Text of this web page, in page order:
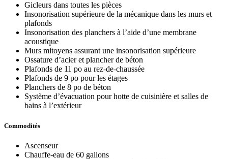
Gicleurs dans toutes les pièces
Insonorisation supérieure de la mécanique dans les murs et
plafonds
Insonorisation des planchers à l’aide d’une membrane
acoustique
Murs mitoyens assurant une insonorisation supérieure
Ossature d’acier et plancher de béton
Plafonds de 11 po au rez-de-chaussée
Plafonds de 9 po pour les étages
Planchers de 8 po de béton
Système d’évacuation pour hotte de cuisinière et salles de
bains à l’extérieur
Commodités
Ascenseur
Chauffe-eau de 60 gallons